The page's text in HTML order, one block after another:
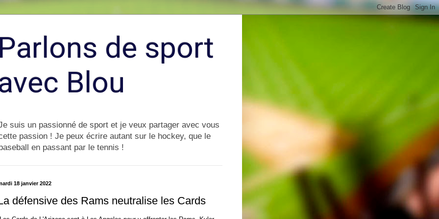
de sport
Blou
suis un passionné de sport et je veux partager avec vous
passion ! Je peux écrire autant sur le hockey, que le
en passant par le tennis !
18 janvier 2022
défensive des Rams neutralise les Cards